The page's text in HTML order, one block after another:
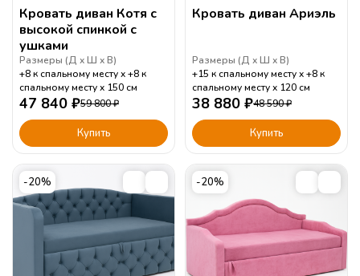
Кровать диван Котя с
высокой спинкой с
ушками
Размеры (Д Ш В)
+8 к спальному месту
+8 к
спальному месту
150 см
47 840 ₽59 800₽
Купить
Кровать диван Ариэль
Размеры (Д Ш В)
+15 к спальному месту
+8 к
спальному месту
120 см
38 880 ₽48 590₽
Купить
-20% -20%